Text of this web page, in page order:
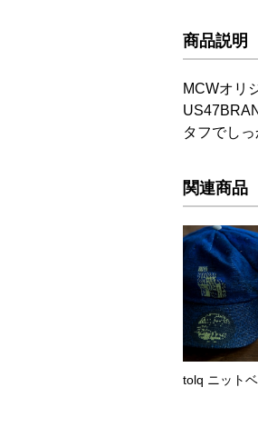
商品説明
MCWオリ
タフでし
関連商品
tolq ニット